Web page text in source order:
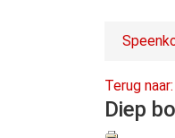
Terug
Diep